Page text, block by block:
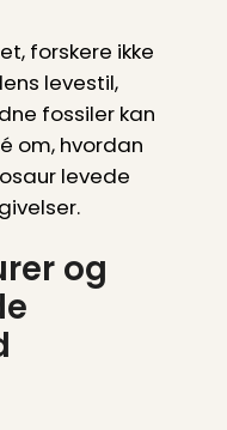
forskere ikke
levestil,
fossiler kan
om, hvordan
levede
og